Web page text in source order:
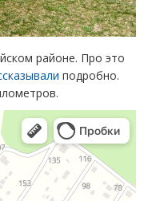
районе. Про это
подробно.